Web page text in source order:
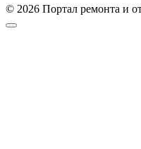
© 2026 Портал ремонта и